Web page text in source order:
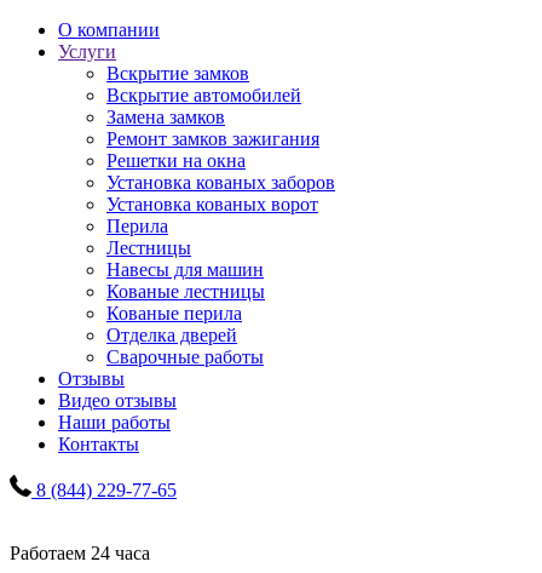
О компании
Услуги
Вскрытие замков
Вскрытие автомобилей
Замена замков
Ремонт замков зажигания
Решетки на окна
Установка кованых заборов
Установка кованых ворот
Перила
Лестницы
Навесы для машин
Кованые лестницы
Кованые перила
Отделка дверей
Сварочные работы
Отзывы
Видео отзывы
Наши работы
Контакты
8 (844) 229-77-65
Работаем 24 часа